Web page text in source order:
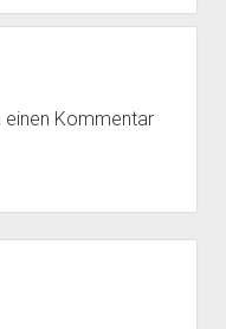
menu
Berlin
Kommentar